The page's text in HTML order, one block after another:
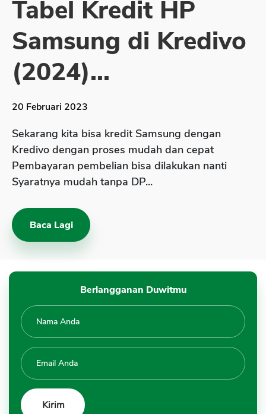
Sekuritas Saham
Bank Digital
Crypto
Assets Crypto
Asuransi Jiwa
Asuransi Kesehatan
Asuransi Syariah
Tabel Kredit HP
Samsung di Kredivo
(2024)...
20 Februari 2023
Sekarang kita bisa kredit Samsung dengan
Kredivo dengan proses mudah dan cepat
Pembayaran pembelian bisa dilakukan nanti
Syaratnya mudah tanpa DP...
Baca Lagi
Berlangganan Duwitmu